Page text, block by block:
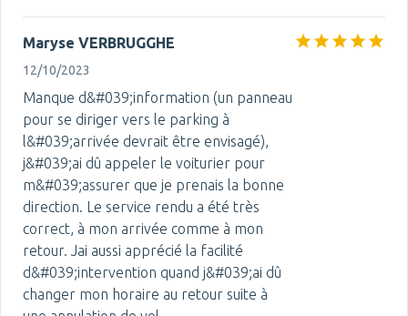
Maryse VERBRUGGHE
12/10/2023
Manque d&#039;information (un panneau
pour se diriger vers le parking à
l&#039;arrivée devrait être envisagé),
j&#039;ai dû appeler le voiturier pour
m&#039;assurer que je prenais la bonne
direction. Le service rendu a été très
correct, à mon arrivée comme à mon
retour. Jai aussi apprécié la facilité
d&#039;intervention quand j&#039;ai dû
changer mon horaire au retour suite à